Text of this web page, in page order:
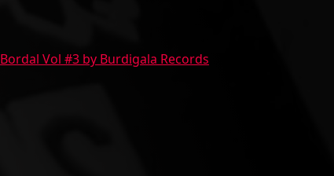
Bordal Vol #3 by Burdigala Records